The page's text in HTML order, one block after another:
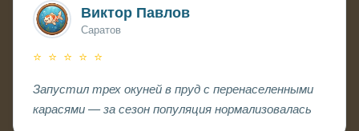
Виктор Павлов
Саратов
⭐ ⭐ ⭐ ⭐ ⭐
Запустил трех окуней в пруд с перенаселенными
карасями — за сезон популяция нормализовалась